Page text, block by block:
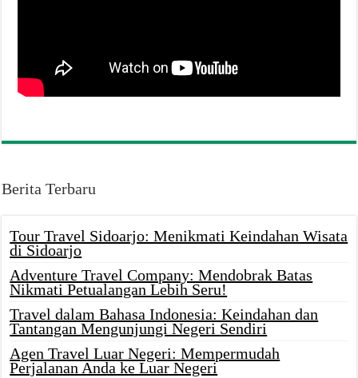
Berita Terbaru
Tour Travel Sidoarjo: Menikmati Keindahan Wisata
di Sidoarjo
Adventure Travel Company: Mendobrak Batas
Nikmati Petualangan Lebih Seru!
Travel dalam Bahasa Indonesia: Keindahan dan
Tantangan Mengunjungi Negeri Sendiri
Agen Travel Luar Negeri: Mempermudah
Perjalanan Anda ke Luar Negeri